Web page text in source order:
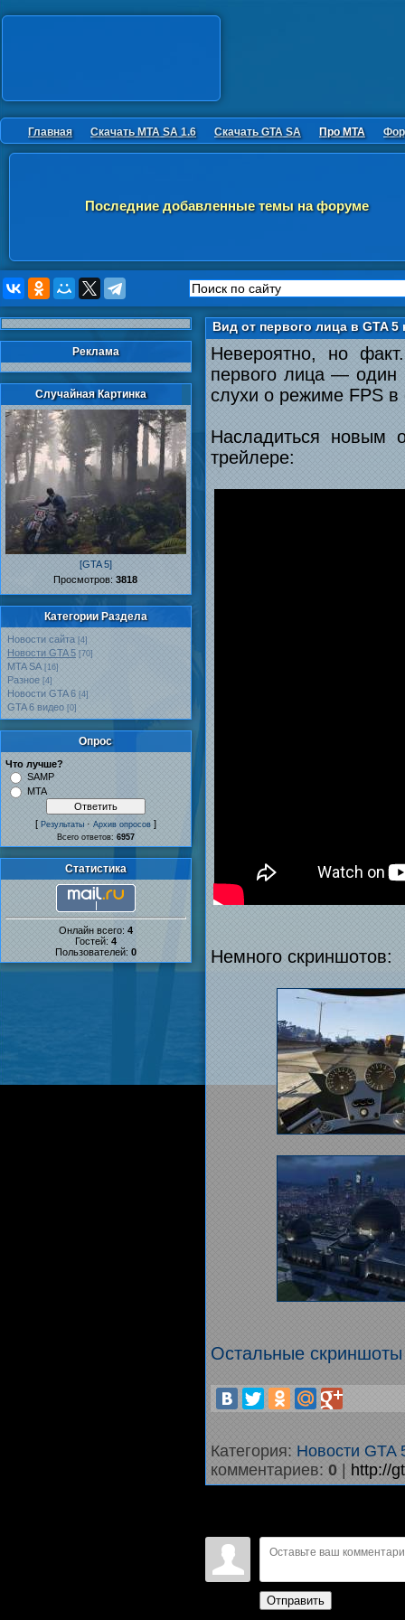
Главная Скачать MTA SA 1.6 Скачать GTA SA Про MTA
Последние добавленные темы на форуме
Реклама
Случайная Картинка
[GTA 5]
Проcмотров:3818
Категории Раздела
Новости сайта [4]
Новости GTA 5 [70]
MTA SA [16]
Разное [4]
Новости GTA 6 [4]
GTA 6 видео [0]
Опрос
Что лучше?
SAMP
MTA
[ Результаты · Архив опросов ]
Всего ответов: 6957
Статистика
Онлайн всего: 4
Гостей: 4
Пользователей: 0
Вид от первого лица в GTA 5
Невероятно, но
первого лица — один
слухи о режиме FPS в
Насладиться новым
трейлере:
Немного скриншотов:
Остальные скриншоты
Категория: Новости GTA
комментариев: 0 http://
Отправить